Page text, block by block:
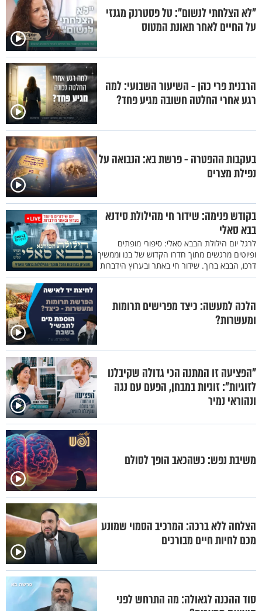
"לא הצלחתי לנשום": טל פסטרנק מגנזי
על החיים לאחר תאונת המטוס
הרבנית פרי כהן - השיעור השבועי: למה
רגע אחרי החלטה חשובה מגיע פחד?
בעקבות ההפטרה - פרשת בא: הנבואה על
נפילת מצרים
בקודש פנימה: שידור חי מהילולת סידנא
בבא סאלי
לרגל יום הילולת הבבא סאלי: סיפורי מופתים
ופיוטים מרגשים מתוך חדרו הקדוש של בנו וממשיך
דרכו, הבבא ברוך. שידור חי באתר ובערוץ הידברות
הלכה למעשה: כיצד מפרישים תרומות
ומעשרות?
"הפציעה זו המתנה הכי גדולה שקיבלנו
לזוגיות": זוגיות במבחן, הפעם עם נגה
ונהוראי נמיר
משיבת נפש: כשהכאב הופך לסולם
הצלחה ללא ברכה: המרכיב הסמוי שמונע
מכם לחיות חיים מבורכים
סוד ההכנה לגאולה: מה התרחש לפני